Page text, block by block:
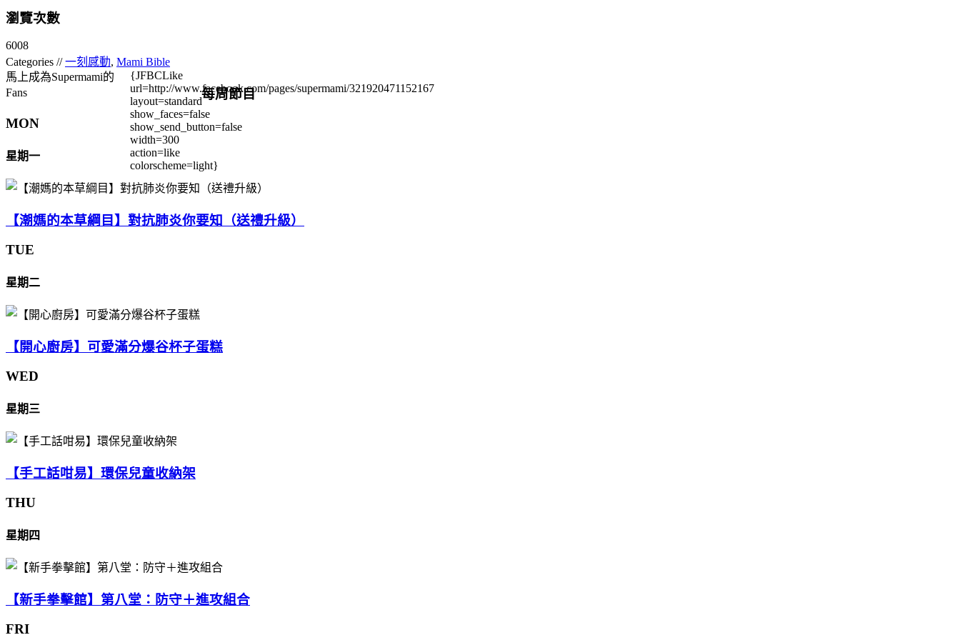
瀏覽次數
6008
Categories //一刻感動, Mami Bible
馬上成為Supermami的
Fans
{JFBCLike
url=http://www.facebook.com/pages/supermami/321920471152167
layout=standard
show_faces=false
show_send_button=false
width=300
action=like
colorscheme=light}
每周節目
MON
星期一
【潮媽的本草綱目】對抗肺炎你要知（送禮升級）
TUE
星期二
【開心廚房】可愛滿分爆谷杯子蛋糕
WED
星期三
【手工話咁易】環保兒童收納架
THU
星期四
【新手拳擊館】第八堂：防守＋進攻組合
FRI